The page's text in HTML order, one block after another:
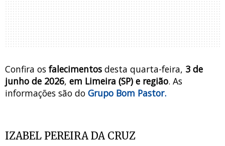
Confira os falecimentos desta quarta-feira, 3 de
junho de 2026, em Limeira (SP) e região. As
informações são do Grupo Bom Pastor.
IZABEL PEREIRA DA CRUZ